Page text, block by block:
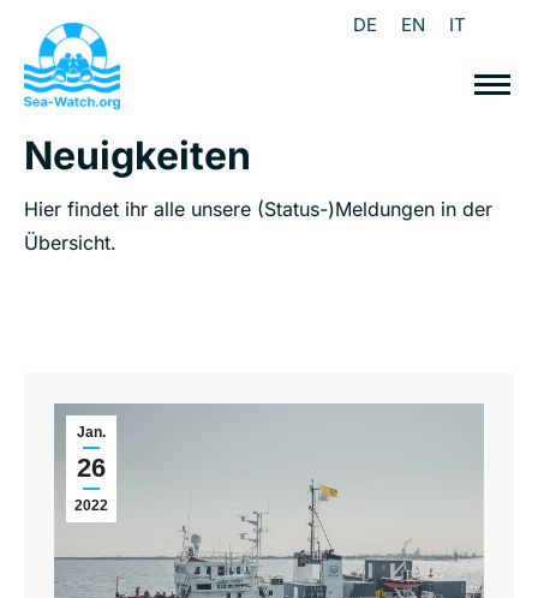
DE EN IT
Neuigkeiten
Hier findet ihr alle unsere (Status-)Meldungen in der
Übersicht.
Jan.
26
2022